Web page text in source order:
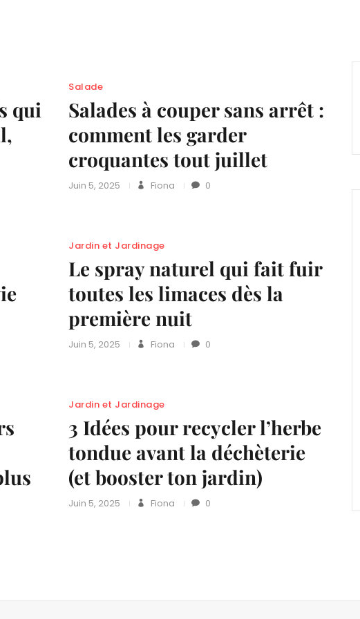
qui
Salade
Salades à couper sans arrêt :
comment les garder
croquantes tout juillet
Juin 5, 2025 Fiona 0
Jardin et Jardinage
Le spray naturel qui fait fuir
toutes les limaces dès la
première nuit
Juin 5, 2025 Fiona 0
Jardin et Jardinage
3 Idées pour recycler l’herbe
tondue avant la déchèterie
(et booster ton jardin)
Juin 5, 2025 Fiona 0